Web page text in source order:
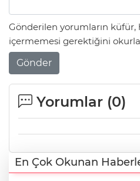
Gönderilen yorumların küfür,
içermemesi gerektiğini
Gönder
Yorumlar (0)
En Çok Okunan